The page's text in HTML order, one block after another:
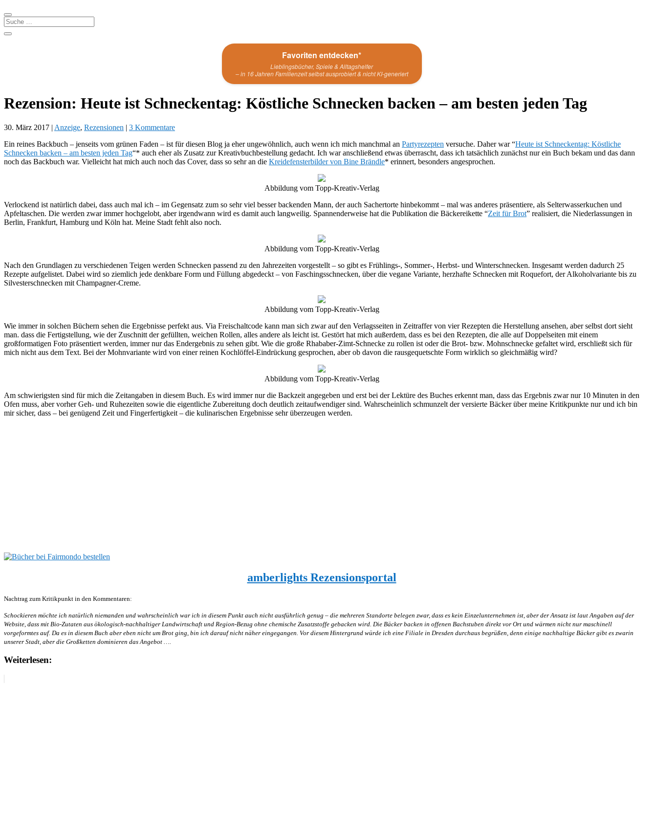
Favoriten entdecken*
Lieblingsbücher, Spiele & Alltagshelfer
– in 16 Jahren Familienzeit selbst ausprobiert & nicht KI-generiert
Rezension: Heute ist Schneckentag: Köstliche Schnecken backen – am besten jeden Tag
30. März 2017 | Anzeige, Rezensionen | 3 Kommentare
Ein reines Backbuch – jenseits vom grünen Faden – ist für diesen Blog ja eher ungewöhnlich, auch wenn ich mich manchmal an Partyrezepten versuche. Daher war “Heute ist Schneckentag: Köstliche
Schnecken backen – am besten jeden Tag“* auch eher als Zusatz zur Kreativbuchbestellung gedacht. Ich war anschließend etwas überrascht, dass ich tatsächlich zunächst nur ein Buch bekam und das dann
noch das Backbuch war. Vielleicht hat mich auch noch das Cover, dass so sehr an die Kreidefensterbilder von Bine Brändle* erinnert, besonders angesprochen.
Abbildung vom Topp-Kreativ-Verlag
Verlockend ist natürlich dabei, dass auch mal ich – im Gegensatz zum so sehr viel besser backenden Mann, der auch Sachertorte hinbekommt – mal was anderes präsentiere, als Selterwasserkuchen und
Apfeltaschen. Die werden zwar immer hochgelobt, aber irgendwann wird es damit auch langweilig. Spannenderweise hat die Publikation die Bäckereikette “Zeit für Brot” realisiert, die Niederlassungen in
Berlin, Frankfurt, Hamburg und Köln hat. Meine Stadt fehlt also noch.
Abbildung vom Topp-Kreativ-Verlag
Nach den Grundlagen zu verschiedenen Teigen werden Schnecken passend zu den Jahrezeiten vorgestellt – so gibt es Frühlings-, Sommer-, Herbst- und Winterschnecken. Insgesamt werden dadurch 25
Rezepte aufgelistet. Dabei wird so ziemlich jede denkbare Form und Füllung abgedeckt – von Faschingsschnecken, über die vegane Variante, herzhafte Schnecken mit Roquefort, der Alkoholvariante bis zu
Silvesterschnecken mit Champagner-Creme.
Abbildung vom Topp-Kreativ-Verlag
Wie immer in solchen Büchern sehen die Ergebnisse perfekt aus. Via Freischaltcode kann man sich zwar auf den Verlagsseiten in Zeitraffer von vier Rezepten die Herstellung ansehen, aber selbst dort sieht
man. dass die Fertigstellung, wie der Zuschnitt der gefüllten, weichen Rollen, alles andere als leicht ist. Gestört hat mich außerdem, dass es bei den Rezepten, die alle auf Doppelseiten mit einem
großformatigen Foto präsentiert werden, immer nur das Endergebnis zu sehen gibt. Wie die große Rhababer-Zimt-Schnecke zu rollen ist oder die Brot- bzw. Mohnschnecke gefaltet wird, erschließt sich für
mich nicht aus dem Text. Bei der Mohnvariante wird von einer reinen Kochlöffel-Eindrückung gesprochen, aber ob davon die rausgequetschte Form wirklich so gleichmäßig wird?
Abbildung vom Topp-Kreativ-Verlag
Am schwierigsten sind für mich die Zeitangaben in diesem Buch. Es wird immer nur die Backzeit angegeben und erst bei der Lektüre des Buches erkennt man, dass das Ergebnis zwar nur 10 Minuten in den
Ofen muss, aber vorher Geh- und Ruhezeiten sowie die eigentliche Zubereitung doch deutlich zeitaufwendiger sind. Wahrscheinlich schmunzelt der versierte Bäcker über meine Kritikpunkte nur und ich bin
mir sicher, dass – bei genügend Zeit und Fingerfertigkeit – die kulinarischen Ergebnisse sehr überzeugen werden.
amberlights Rezensionsportal
Nachtrag zum Kritikpunkt in den Kommentaren:
Schockieren möchte ich natürlich niemanden und wahrscheinlich war ich in diesem Punkt auch nicht ausführlich genug – die mehreren Standorte belegen zwar, dass es kein Einzelunternehmen ist, aber der Ansatz ist laut Angaben auf der
Website, dass mit Bio-Zutaten aus ökologisch-nachhaltiger Landwirtschaft und Region-Bezug ohne chemische Zusatzstoffe gebacken wird. Die Bäcker backen in offenen Bachstuben direkt vor Ort und wärmen nicht nur maschinell
vorgeformtes auf. Da es in diesem Buch aber eben nicht um Brot ging, bin ich darauf nicht näher eingegangen. Vor diesem Hintergrund würde ich eine Filiale in Dresden durchaus begrüßen, denn einige nachhaltige Bäcker gibt es zwarin
unserer Stadt, aber die Großketten dominieren das Angebot ….
Weiterlesen: